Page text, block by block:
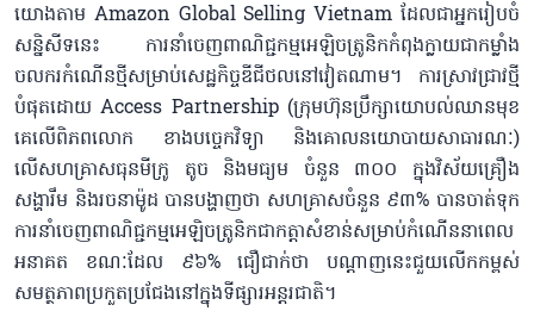
យោងតាម Amazon Global Selling Vietnam ដែលជាអ្នករៀបចំ
សន្និសីទនេះ ការនាំចេញពាណិជ្ជកម្មអេឡិចត្រូនិកកំពុងក្លាយជាកម្លាំង
ចលករកំណើនថ្មីសម្រាប់សេដ្ឋកិច្ចឌីជីថល​នៅវៀតណាម។ ការស្រាវជ្រាវ​ថ្មី
បំផុតដោយ Access Partnership (ក្រុមហ៊ុនប្រឹក្សាយោបល់ឈានមុខ
គេលើពិភពលោក ខាងបច្ចេកវិទ្យា និងគោលនយោបាយសាធារណៈ)
លើសហគ្រាស​ធុន​មីក្រូ​ តូច​ និង​មធ្យម ចំនួន ៣០០ ក្នុងវិស័យគ្រឿង
សង្ហារឹម និងរចនា​ម៉ូដ បាន​បង្ហាញថា សហគ្រាសចំនួន ៩៣% បាន​ចាត់ទុក
ការនាំចេញពាណិជ្ជកម្មអេឡិចត្រូនិកជាកត្តាសំខាន់សម្រាប់កំណើននាពេល
អនាគត ខណៈដែល ៩៦% ជឿជាក់ថា បណ្តាញនេះ​ជួយ​លើក​កម្ពស់​
សមត្ថភាពប្រកួតប្រជែងនៅក្នុងទីផ្សារអន្តរជាតិ។